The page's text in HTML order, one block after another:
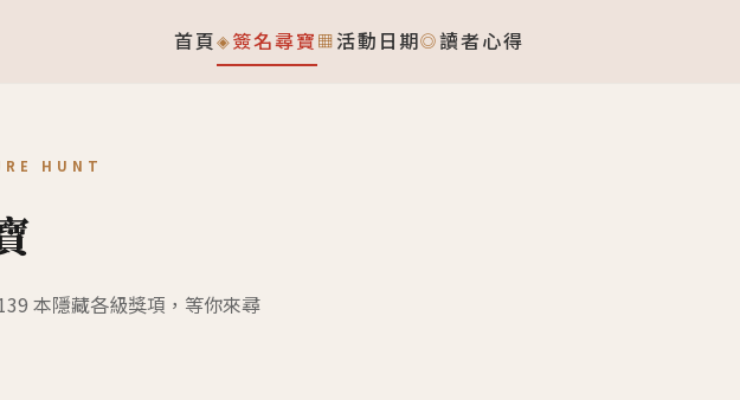
首頁◈簽名尋寶 ▦ 活動日期◎讀者心得
HUNT
本隱藏各級獎項，等你來尋